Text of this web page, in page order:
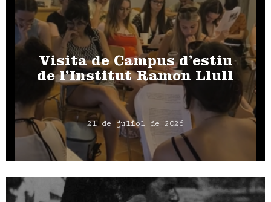
Visita de Campus d’estiu
de l’Institut Ramon Llull
21 de juliol de 2026